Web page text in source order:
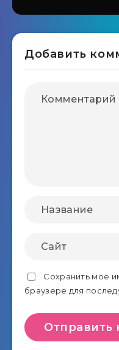
Добавить
Сохранить моё
браузере для